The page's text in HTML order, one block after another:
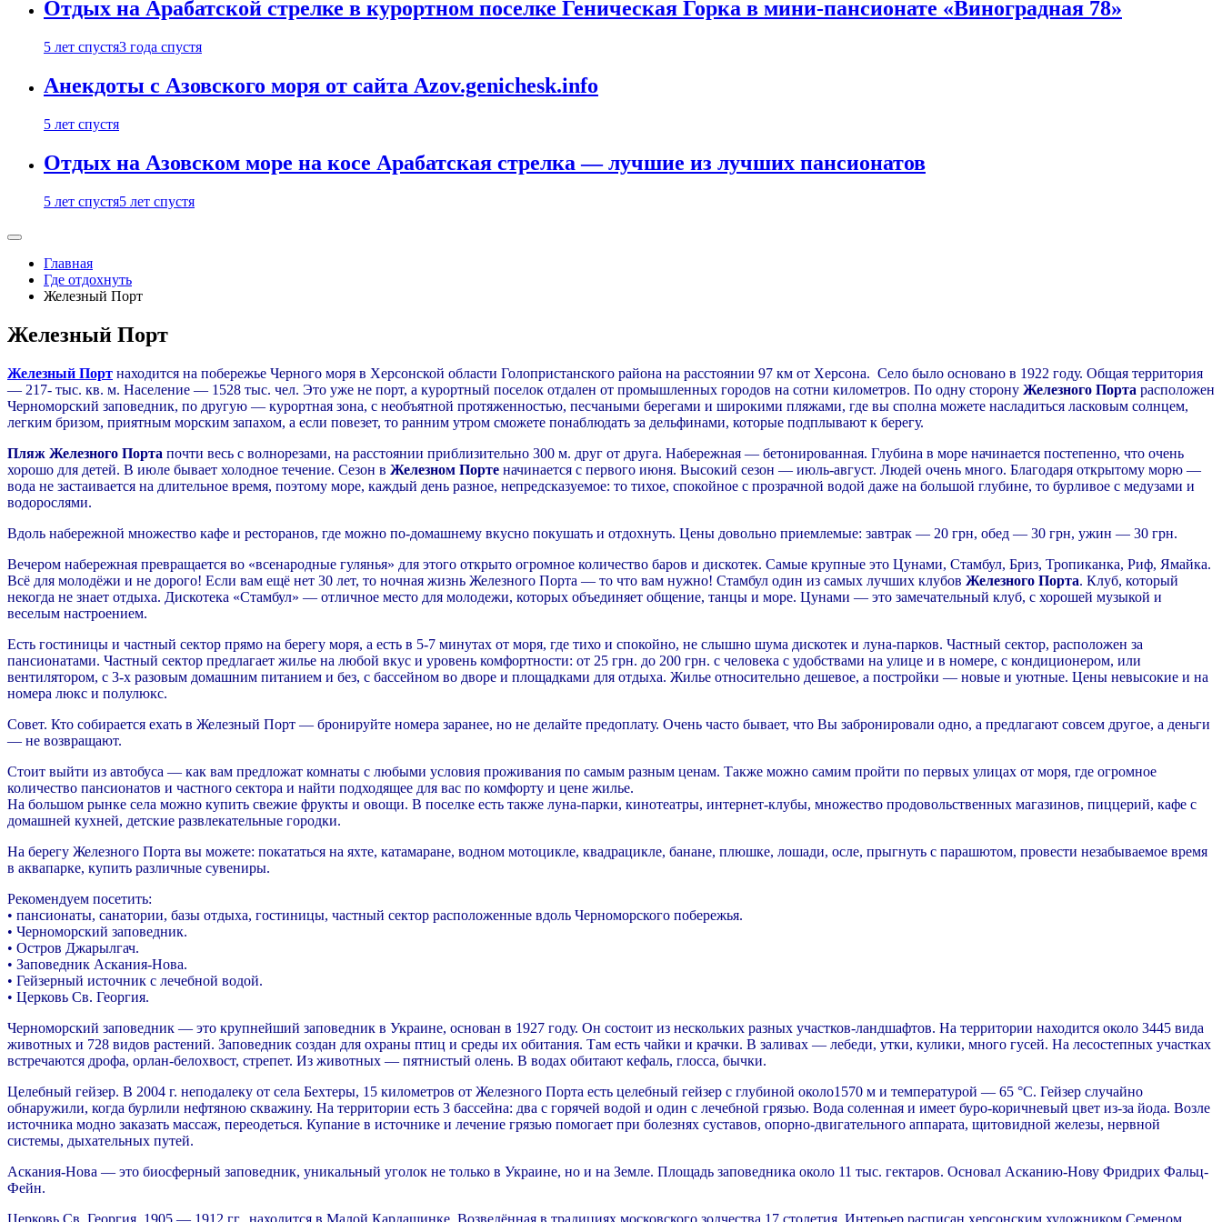
Отдых на Арабатской стрелке в курортном поселке Геническая Горка в мини-пансионате «Виноградная 78»
5 лет спустя3 года спустя
Анекдоты с Азовского моря от сайта Azov.genichesk.info
5 лет спустя
Отдых на Азовском море на косе Арабатская стрелка — лучшие из лучших пансионатов
5 лет спустя5 лет спустя
Главная
Где отдохнуть
Железный Порт
Железный Порт
Железный Порт находится на побережье Черного моря в Херсонской области Голопристанского района на расстоянии 97 км от Херсона. Село было основано в 1922 году. Общая территория
— 217- тыс. кв. м. Население — 1528 тыс. чел. Это уже не порт, а курортный поселок отдален от промышленных городов на сотни километров. По одну сторону Железного Порта расположен
Черноморский заповедник, по другую — курортная зона, с необъятной протяженностью, песчаными берегами и широкими пляжами, где вы сполна можете насладиться ласковым солнцем,
легким бризом, приятным морским запахом, а если повезет, то ранним утром сможете понаблюдать за дельфинами, которые подплывают к берегу.
Пляж Железного Порта почти весь с волнорезами, на расстоянии приблизительно 300 м. друг от друга. Набережная — бетонированная. Глубина в море начинается постепенно, что очень
хорошо для детей. В июле бывает холодное течение. Сезон в Железном Порте начинается с первого июня. Высокий сезон — июль-август. Людей очень много. Благодаря открытому морю —
вода не застаивается на длительное время, поэтому море, каждый день разное, непредсказуемое: то тихое, спокойное с прозрачной водой даже на большой глубине, то бурливое с медузами и
водорослями.
Вдоль набережной множество кафе и ресторанов, где можно по-домашнему вкусно покушать и отдохнуть. Цены довольно приемлемые: завтрак — 20 грн, обед — 30 грн, ужин — 30 грн.
Вечером набережная превращается во «всенародные гулянья» для этого открыто огромное количество баров и дискотек. Самые крупные это Цунами, Стамбул, Бриз, Тропиканка, Риф, Ямайка.
Всё для молодёжи и не дорого! Если вам ещё нет 30 лет, то ночная жизнь Железного Порта — то что вам нужно! Стамбул один из самых лучших клубов Железного Порта. Клуб, который
некогда не знает отдыха. Дискотека «Стамбул» — отличное место для молодежи, которых объединяет общение, танцы и море. Цунами — это замечательный клуб, с хорошей музыкой и
веселым настроением.
Есть гостиницы и частный сектор прямо на берегу моря, а есть в 5-7 минутах от моря, где тихо и спокойно, не слышно шума дискотек и луна-парков. Частный сектор, расположен за
пансионатами. Частный сектор предлагает жилье на любой вкус и уровень комфортности: от 25 грн. до 200 грн. с человека с удобствами на улице и в номере, с кондиционером, или
вентилятором, с 3-х разовым домашним питанием и без, с бассейном во дворе и площадками для отдыха. Жилье относительно дешевое, а постройки — новые и уютные. Цены невысокие и на
номера люкс и полулюкс.
Совет. Кто собирается ехать в Железный Порт — бронируйте номера заранее, но не делайте предоплату. Очень часто бывает, что Вы забронировали одно, а предлагают совсем другое, а деньги
— не возвращают.
Стоит выйти из автобуса — как вам предложат комнаты с любыми условия проживания по самым разным ценам. Также можно самим пройти по первых улицах от моря, где огромное
количество пансионатов и частного сектора и найти подходящее для вас по комфорту и цене жилье.
На большом рынке села можно купить свежие фрукты и овощи. В поселке есть также луна-парки, кинотеатры, интернет-клубы, множество продовольственных магазинов, пиццерий, кафе с
домашней кухней, детские развлекательные городки.
На берегу Железного Порта вы можете: покататься на яхте, катамаране, водном мотоцикле, квадрацикле, банане, плюшке, лошади, осле, прыгнуть с парашютом, провести незабываемое время
в аквапарке, купить различные сувениры.
Рекомендуем посетить:
• пансионаты, санатории, базы отдыха, гостиницы, частный сектор расположенные вдоль Черноморского побережья.
• Черноморский заповедник.
• Остров Джарылгач.
• Заповедник Аскания-Нова.
• Гейзерный источник с лечебной водой.
• Церковь Св. Георгия.
Черноморский заповедник — это крупнейший заповедник в Украине, основан в 1927 году. Он состоит из нескольких разных участков-ландшафтов. На территории находится около 3445 вида
животных и 728 видов растений. Заповедник создан для охраны птиц и среды их обитания. Там есть чайки и крачки. В заливах — лебеди, утки, кулики, много гусей. На лесостепных участках
встречаются дрофа, орлан-белохвост, стрепет. Из животных — пятнистый олень. В водах обитают кефаль, глосса, бычки.
Целебный гейзер. В 2004 г. неподалеку от села Бехтеры, 15 километров от Железного Порта есть целебный гейзер с глубиной около1570 м и температурой — 65 °C. Гейзер случайно
обнаружили, когда бурлили нефтяною скважину. На территории есть 3 бассейна: два с горячей водой и один с лечебной грязью. Вода соленная и имеет буро-коричневый цвет из-за йода. Возле
источника модно заказать массаж, переодеться. Купание в источнике и лечение грязью помогает при болезнях суставов, опорно-двигательного аппарата, щитовидной железы, нервной
системы, дыхательных путей.
Аскания-Нова — это биосферный заповедник, уникальный уголок не только в Украине, но и на Земле. Площадь заповедника около 11 тыс. гектаров. Основал Асканию-Нову Фридрих Фальц-
Фейн.
Церковь Св. Георгия, 1905 — 1912 гг., находится в Малой Кардашинке. Возведённая в традициях московского зодчества 17 столетия. Интерьер расписан херсонским художником Семеном